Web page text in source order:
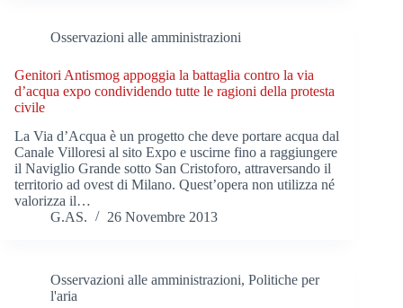
Osservazioni alle amministrazioni
Genitori Antismog appoggia la battaglia contro la via
d’acqua expo condividendo tutte le ragioni della protesta
civile
La Via d’Acqua è un progetto che deve portare acqua dal
Canale Villoresi al sito Expo e uscirne fino a raggiungere
il Naviglio Grande sotto San Cristoforo, attraversando il
territorio ad ovest di Milano. Quest’opera non utilizza né
valorizza il…
G.AS.
26 Novembre 2013
Osservazioni alle amministrazioni, Politiche per
l'aria